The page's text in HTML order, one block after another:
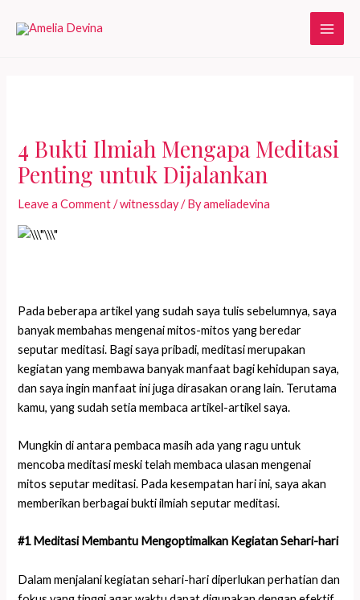
Main
4 Bukti Ilmiah Mengapa Meditasi
Penting untuk Dijalankan
Leave a Comment /witnessday/ Byameliadevina
Pada beberapa artikel yang sudah saya tulis sebelumnya, saya
banyak membahas mengenai mitos-mitos yang beredar
seputar meditasi. Bagi saya pribadi, meditasi merupakan
kegiatan yang membawa banyak manfaat bagi kehidupan saya,
dan saya ingin manfaat ini juga dirasakan orang lain. Terutama
kamu, yang sudah setia membaca artikel-artikel saya.
Mungkin di antara pembaca masih ada yang ragu untuk
mencoba meditasi meski telah membaca ulasan mengenai
mitos seputar meditasi. Pada kesempatan hari ini, saya akan
memberikan berbagai bukti ilmiah seputar meditasi.
#1 Meditasi Membantu Mengoptimalkan Kegiatan Sehari-hari
Dalam menjalani kegiatan sehari-hari diperlukan perhatian dan